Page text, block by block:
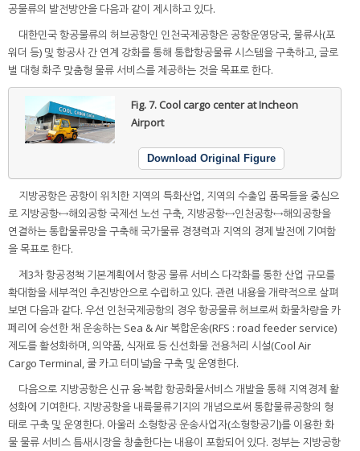
공물류의 발전방안을 다음과 같이 제시하고 있다.
대한민국 항공물류의 허브공항인 인천국제공항은 공항운영당국, 물류사(포
워더 등) 및 항공사 간 연계 강화를 통해 통합항공물류 시스템을 구축하고, 글로
벌 대형 화주 맞춤형 물류 서비스를 제공하는 것을 목표로 한다.
Fig. 7. Cool cargo center at Incheon
Airport
Download Original Figure
지방공항은 공항이 위치한 지역의 특화산업, 지역의 수출입 품목들을 중심으
로 지방공항↔해외공항 국제선 노선 구축, 지방공항↔인천공항↔해외공항을
연결하는 통합물류망을 구축해 국가물류 경쟁력과 지역의 경제 발전에 기여함
을 목표로 한다.
제3차 항공정책 기본계획에서 항공 물류 서비스 다각화를 통한 산업 규모를
확대함을 세부적인 추진방안으로 수립하고 있다. 관련 내용을 개략적으로 살펴
보면 다음과 같다. 우선 인천국제공항의 경우 항공물류 허브로써 화물차량을 카
페리에 승선한 채 운송하는 Sea & Air 복합운송(RFS : road feeder service)
제도를 활성화하며, 의약품, 식재료 등 신선화물 전용처리 시설(Cool Air
Cargo Terminal, 쿨 카고 터미널)을 구축 및 운영한다.
다음으로 지방공항은 신규 융·복합 항공화물서비스 개발을 통해 지역경제 활
성화에 기여한다. 지방공항을 내륙물류기지의 개념으로써 통합물류공항의 형
태로 구축 및 운영한다. 아울러 소형항공 운송사업자(소형항공기)를 이용한 화
물 물류 서비스 틈새시장을 창출한다는 내용이 포함되어 있다. 정부는 지방공항